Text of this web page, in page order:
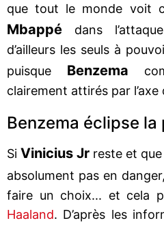
que tout le monde voit
Mbappé dans
d’ailleurs les seuls à
puisque Benzema
clairement attirés par l’axe
Benzema éclipse
Si Vinicius Jr reste et que
absolument pas en
faire un choix... et cela
Haaland. D’après les